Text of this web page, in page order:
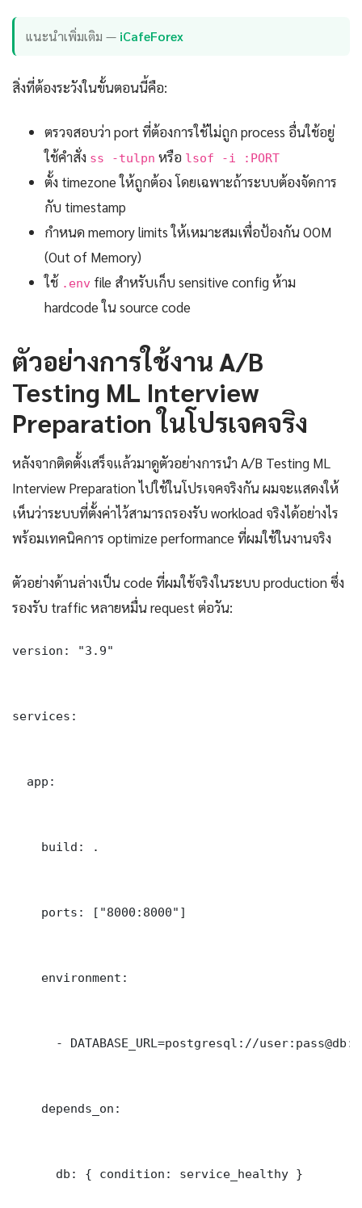
แนะนำเพิ่มเติม — iCafeForex
สิ่งที่ต้องระวังในขั้นตอนนี้คือ:
ตรวจสอบว่า port ที่ต้องการใช้ไม่ถูก process อื่นใช้อยู่
ใช้คำสั่ง ss -tulpn หรือ lsof -i :PORT
ตั้ง timezone ให้ถูกต้อง โดยเฉพาะถ้าระบบต้องจัดการ
กับ timestamp
กำหนด memory limits ให้เหมาะสมเพื่อป้องกัน OOM
(Out of Memory)
ใช้ .env file สำหรับเก็บ sensitive config ห้าม
hardcode ใน source code
ตัวอย่างการใช้งาน A/B
Testing ML Interview
Preparation ในโปรเจคจริง
หลังจากติดตั้งเสร็จแล้วมาดูตัวอย่างการนำ A/B Testing ML
Interview Preparation ไปใช้ในโปรเจคจริงกัน ผมจะแสดงให้
เห็นว่าระบบที่ตั้งค่าไว้สามารถรองรับ workload จริงได้อย่างไร
พร้อมเทคนิคการ optimize performance ที่ผมใช้ในงานจริง
ตัวอย่างด้านล่างเป็น code ที่ผมใช้จริงในระบบ production ซึ่ง
รองรับ traffic หลายหมื่น request ต่อวัน:
version: "3.9"
services:
  app:
    build: .
    ports: ["8000:8000"]
    environment:
- DATABASE_URL=postgresql://
    depends_on:
      db: { condition: service_healthy }